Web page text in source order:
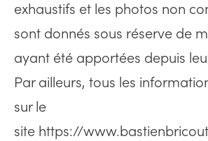
exhaustifs et les photos non
sont donnés sous réserve de
ayant été apportées depuis
Par ailleurs, tous les
sur le
site https://